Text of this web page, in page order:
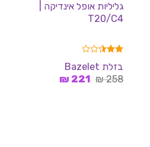
גליליות אופל אינדיקה |
T20/C4
דורג
2.50
מתוך
בזלת Bazelet
258
₪ המחיר
221
₪המחיר